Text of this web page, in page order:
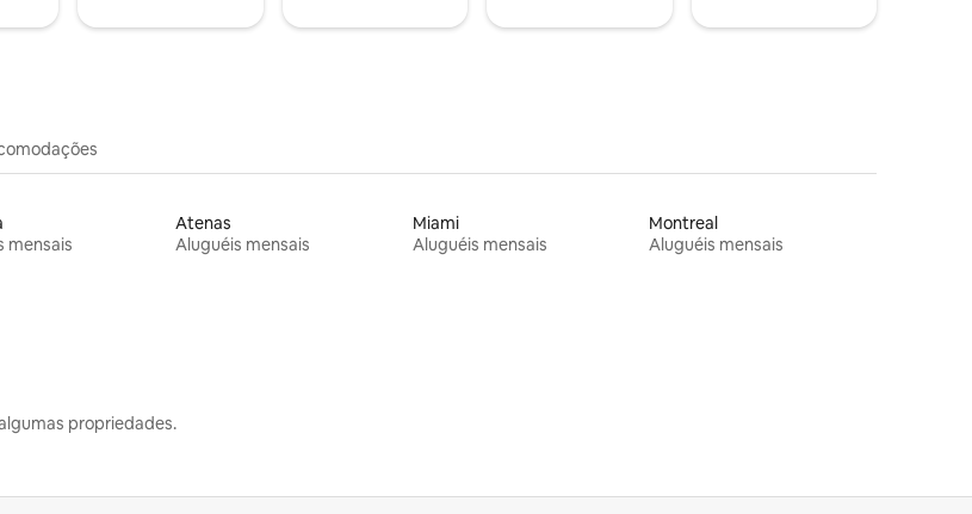
mensais
Atenas
Aluguéis mensais
Miami
Aluguéis mensais
Montreal
Aluguéis mensais
propriedades.